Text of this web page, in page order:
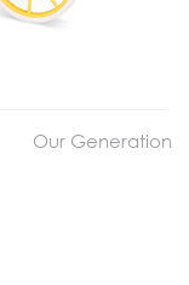
Our Generation